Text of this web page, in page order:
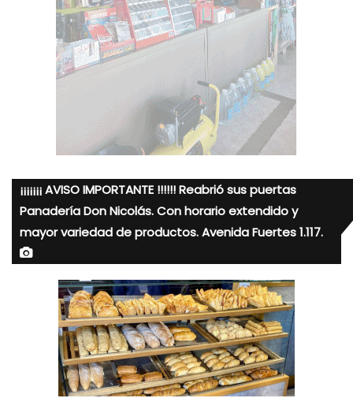
¡¡¡¡¡¡¡ AVISO IMPORTANTE !!!!!! Reabrió sus puertas
Panadería Don Nicolás. Con horario extendido y
mayor variedad de productos. Avenida Fuertes 1.117.